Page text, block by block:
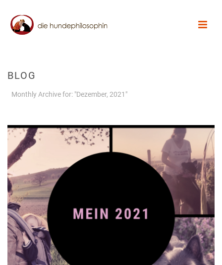
BLOG
Monthly Archive for: "Dezember, 2021"